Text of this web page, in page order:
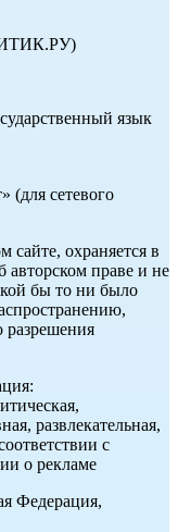
язык
(для сетевого
охраняется в
авторском праве и не
бы то ни было
разрешения
развлекательная,
с
о рекламе
Федерация,